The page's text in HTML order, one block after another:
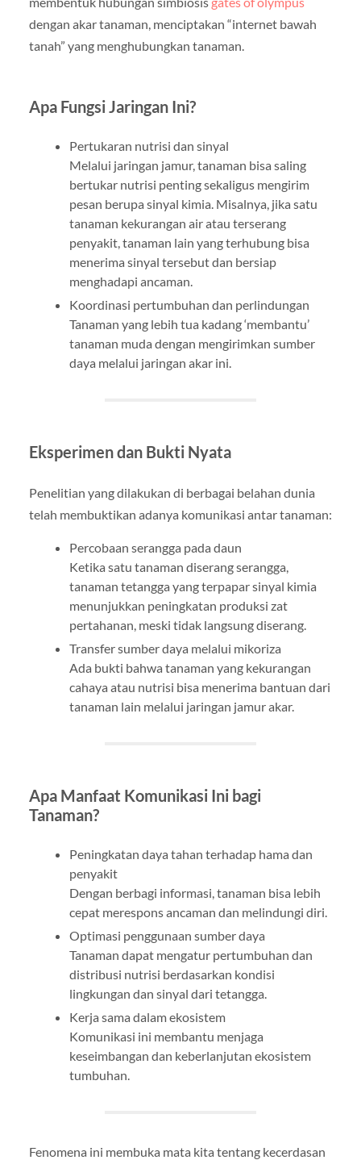
dengan akar tanaman, menciptakan “internet bawah
tanah” yang menghubungkan tanaman.
Apa Fungsi Jaringan Ini?
Pertukaran nutrisi dan sinyal
Melalui jaringan jamur, tanaman bisa saling
bertukar nutrisi penting sekaligus mengirim
pesan berupa sinyal kimia. Misalnya, jika satu
tanaman kekurangan air atau terserang
penyakit, tanaman lain yang terhubung bisa
menerima sinyal tersebut dan bersiap
menghadapi ancaman.
Koordinasi pertumbuhan dan perlindungan
Tanaman yang lebih tua kadang ‘membantu’
tanaman muda dengan mengirimkan sumber
daya melalui jaringan akar ini.
Eksperimen dan Bukti Nyata
Penelitian yang dilakukan di berbagai belahan dunia
telah membuktikan adanya komunikasi antar tanaman:
Percobaan serangga pada daun
Ketika satu tanaman diserang serangga,
tanaman tetangga yang terpapar sinyal kimia
menunjukkan peningkatan produksi zat
pertahanan, meski tidak langsung diserang.
Transfer sumber daya melalui mikoriza
Ada bukti bahwa tanaman yang kekurangan
cahaya atau nutrisi bisa menerima bantuan dari
tanaman lain melalui jaringan jamur akar.
Apa Manfaat Komunikasi Ini bagi
Tanaman?
Peningkatan daya tahan terhadap hama dan
penyakit
Dengan berbagi informasi, tanaman bisa lebih
cepat merespons ancaman dan melindungi diri.
Optimasi penggunaan sumber daya
Tanaman dapat mengatur pertumbuhan dan
distribusi nutrisi berdasarkan kondisi
lingkungan dan sinyal dari tetangga.
Kerja sama dalam ekosistem
Komunikasi ini membantu menjaga
keseimbangan dan keberlanjutan ekosistem
tumbuhan.
Fenomena ini membuka mata kita tentang kecerdasan